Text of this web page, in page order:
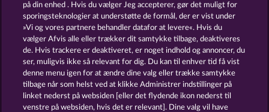
Beer Party Dead Legion
Vilkår og betingelser
Fortroligheds- og cookie-politik Kontakt
på din enhed . Hvis du vælger Jeg accepterer, gør det muligt for
sporingsteknologier at understøtte de formål, der er vist under
»Vi og vores partnere behandler datafor at levere«. Hvis du
vælger Afvis alle eller trækker dit samtykke tilbage, deaktiveres
de. Hvis trackere er deaktiveret, er noget indhold og annoncer, du
ser, muligvis ikke så relevant for dig. Du kan til enhver tid få vist
denne menu igen for at ændre dine valg eller trække samtykke
tilbage når som helst ved at klikke Administrer indstillinger på
linket nederst på websiden [eller det flydende ikon nederst til
venstre på websiden, hvis det er relevant]. Dine valg vil have